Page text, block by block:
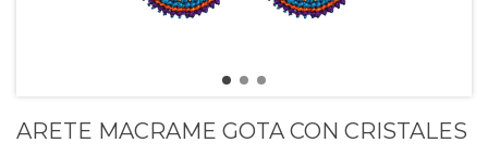
ARETE MACRAME GOTA CON CRISTALES